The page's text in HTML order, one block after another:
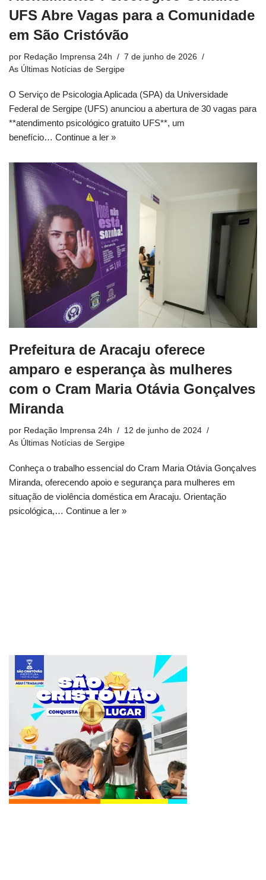
UFS Abre Vagas para a Comunidade
em São Cristóvão
por Redação Imprensa 24h
7 de junho de 2026
As Últimas Notícias de Sergipe
O Serviço de Psicologia Aplicada (SPA) da Universidade
Federal de Sergipe (UFS) anunciou a abertura de 30 vagas para
**atendimento psicológico gratuito UFS**, um
benefício… Continue a ler »
Prefeitura de Aracaju oferece
amparo e esperança às mulheres
com o Cram Maria Otávia Gonçalves
Miranda
por Redação Imprensa 24h
12 de junho de 2024
As Últimas Notícias de Sergipe
Conheça o trabalho essencial do Cram Maria Otávia Gonçalves
Miranda, oferecendo apoio e segurança para mulheres em
situação de violência doméstica em Aracaju. Orientação
psicológica,… Continue a ler »